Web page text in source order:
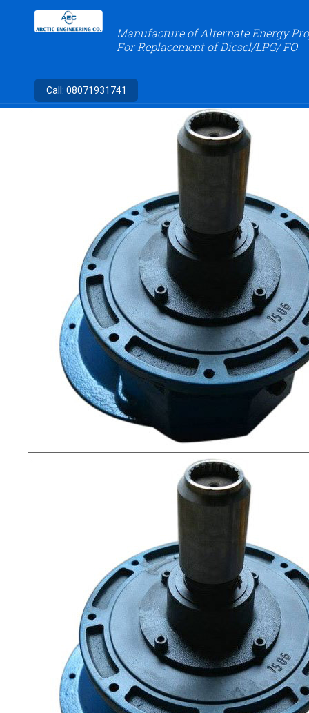
Manufacture of Alternate Energy
For Replacement of Diesel/LPG/ FO
Call: 08071931741